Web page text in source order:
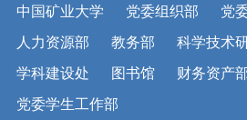
中国矿业大学 党委组织部
党
人力资源部
教务部 科学技术
学科建设处
图书馆 财务资产
党委学生工作部